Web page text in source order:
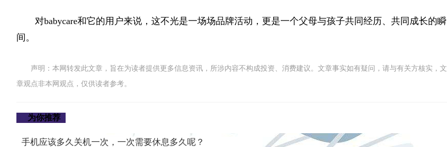
对babycare和它的用户来说，这不光是一场场品牌活动，更是一个父母与孩子共同经历、共同成长的瞬
间。
声明：本网转发此文章，旨在为读者提供更多信息资讯，所涉内容不构成投资、消费建议。文章事实如有疑问，请与有关方核实，文
章观点非本网观点，仅供读者参考。
为你推荐
手机应该多久关机一次，一次需要休息多久呢？